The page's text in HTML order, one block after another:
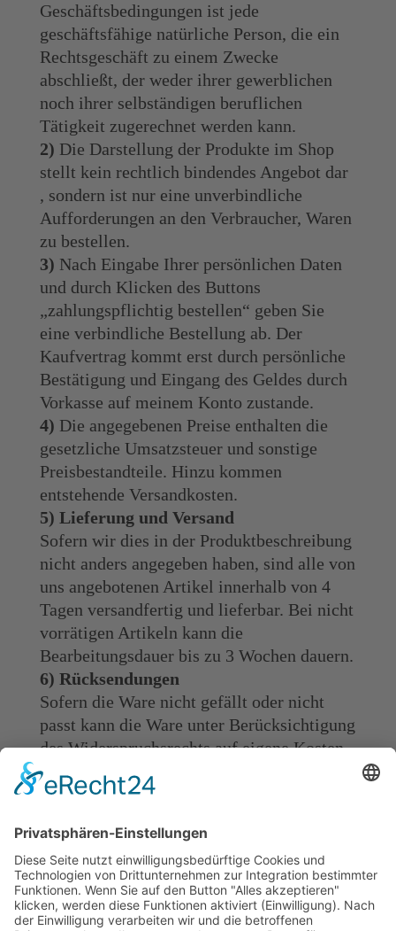
Geschäftsbedingungen ist jede
geschäftsfähige natürliche Person, die ein
Rechtsgeschäft zu einem Zwecke
abschließt, der weder ihrer gewerblichen
noch ihrer selbständigen beruflichen
Tätigkeit zugerechnet werden kann.
2) Die Darstellung der Produkte im Shop
stellt kein rechtlich bindendes Angebot dar
, sondern ist nur eine unverbindliche
Aufforderungen an den Verbraucher, Waren
zu bestellen.
3) Nach Eingabe Ihrer persönlichen Daten
und durch Klicken des Buttons
„zahlungspflichtig bestellen“ geben Sie
eine verbindliche Bestellung ab. Der
Kaufvertrag kommt erst durch persönliche
Bestätigung und Eingang des Geldes durch
Vorkasse auf meinem Konto zustande.
4) Die angegebenen Preise enthalten die
gesetzliche Umsatzsteuer und sonstige
Preisbestandteile. Hinzu kommen
entstehende Versandkosten.
5) Lieferung und Versand
Sofern wir dies in der Produktbeschreibung
nicht anders angegeben haben, sind alle von
uns angebotenen Artikel innerhalb von 4
Tagen versandfertig und lieferbar. Bei nicht
vorrätigen Artikeln kann die
Bearbeitungsdauer bis zu 3 Wochen dauern.
6) Rücksendungen
Sofern die Ware nicht gefällt oder nicht
passt kann die Ware unter Berücksichtigung
des Widerspruchsrechts auf eigene Kosten
zurück gesandt werden. Wünscht der
Käufer einen Austausch, entstehen daraus
Ware nachweislich falsch versandt,
entstehen bei der Austauschlieferung keine
weiteren Kosten. Wünscht der Käufer , dass
weitere Ware im Austauschpaket versandt